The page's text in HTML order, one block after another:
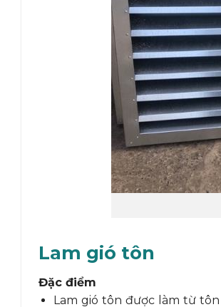
Lam gió tôn
Đặc điểm
Lam gió tôn được làm từ